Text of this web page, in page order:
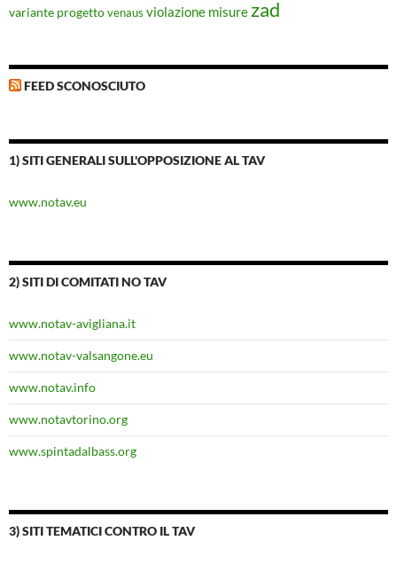
variante progettovenaus violazione misure zad
FEED SCONOSCIUTO
1) SITI GENERALI SULL'OPPOSIZIONE AL TAV
www.notav.eu
2) SITI DI COMITATI NO TAV
www.notav-avigliana.it
www.notav-valsangone.eu
www.notav.info
www.notavtorino.org
www.spintadalbass.org
3) SITI TEMATICI CONTRO IL TAV